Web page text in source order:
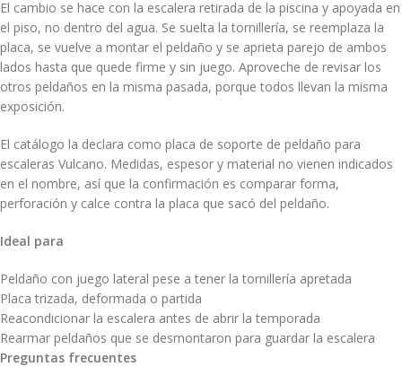
El cambio se hace con la escalera retirada de la piscina y apoyada en
el piso, no dentro del agua. Se suelta la tornillería, se reemplaza la
placa, se vuelve a montar el peldaño y se aprieta parejo de ambos
lados hasta que quede firme y sin juego. Aproveche de revisar los
otros peldaños en la misma pasada, porque todos llevan la misma
exposición.
El catálogo la declara como placa de soporte de peldaño para
escaleras Vulcano. Medidas, espesor y material no vienen indicados
en el nombre, así que la confirmación es comparar forma,
perforación y calce contra la placa que sacó del peldaño.
Ideal para
Peldaño con juego lateral pese a tener la tornillería apretada
Placa trizada, deformada o partida
Reacondicionar la escalera antes de abrir la temporada
Rearmar peldaños que se desmontaron para guardar la escalera
Preguntas frecuentes